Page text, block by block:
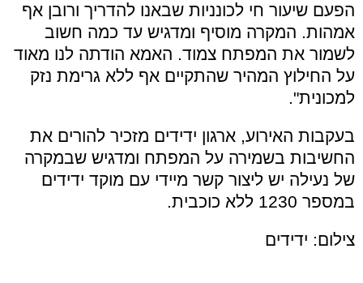
הפעם שיעור חי לכונניות שבאנו להדריך ורובן אף
אמהות. המקרה מוסיף ומדגיש עד כמה חשוב
לשמור את המפתח צמוד. האמא הודתה לנו מאוד
על החילוץ המהיר שהתקיים אף ללא גרימת נזק
למכונית".
בעקבות האירוע, ארגון ידידים מזכיר להורים את
החשיבות בשמירה על המפתח ומדגיש שבמקרה
של נעילה יש ליצור קשר מיידי עם מוקד ידידים
במספר 1230 ללא כוכבית.
צילום: ידידים